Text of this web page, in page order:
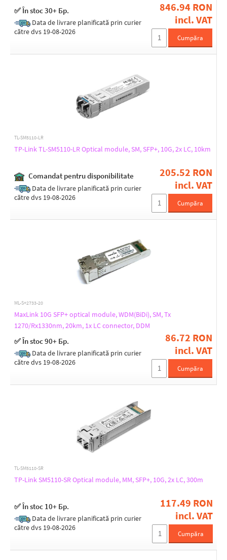
✅ În stoc 30+ Бр.
Data de livrare planificată prin curier
către dvs 19-08-2026
846.94 RON
incl. VAT
Cumpăra
TL-SM5110-LR
TP-Link TL-SM5110-LR Optical module, SM, SFP+, 10G, 2x LC, 10km
Comandat pentru disponibilitate
Data de livrare planificată prin curier
către dvs 19-08-2026
205.52 RON
incl. VAT
Cumpăra
ML-S+2733-20
MaxLink 10G SFP+ optical module, WDM(BiDi), SM, Tx
1270/Rx1330nm, 20km, 1x LC connector, DDM
✅ În stoc 90+ Бр.
Data de livrare planificată prin curier
către dvs 19-08-2026
86.72 RON
incl. VAT
Cumpăra
TL-SM5110-SR
TP-Link SM5110-SR Optical module, MM, SFP+, 10G, 2x LC, 300m
✅ În stoc 10+ Бр.
Data de livrare planificată prin curier
către dvs 19-08-2026
117.49 RON
incl. VAT
Cumpăra